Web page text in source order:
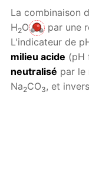
La combinaison
H2O
par une
L'indicateur de
milieu acide (pH
neutralisé par le
Na2CO3, et